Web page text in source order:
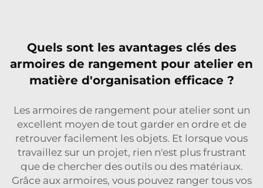
Quels sont les avantages clés des
armoires de rangement pour atelier en
matière d'organisation efficace ?
Les armoires de rangement pour atelier sont un
excellent moyen de tout garder en ordre et de
retrouver facilement les objets. Et lorsque vous
travaillez sur un projet, rien n'est plus frustrant
que de chercher des outils ou des matériaux.
Grâce aux armoires, vous pouvez ranger tous vos